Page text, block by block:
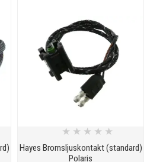
Hayes Bromsljuskontakt (standard)
Polaris
★ ★ ★ ★ ★